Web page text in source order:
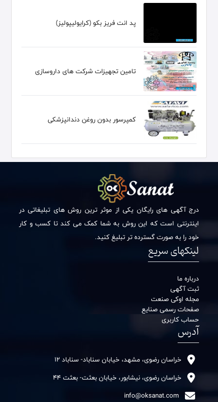
پد انت فریز بکو (کرایولیپولیز)
تامین تجهیزات شرکت های داروسازی
کمپرسور بدون روغن دندانپزشکی
درج آگهی های رایگان یکی از موثر ترین روش های تبلیغاتی در
اینترنتی است که این روش به شما کمک می کند تا کسب و کار
خود را به صورت گسترده تر تبلیغ کنید.
لینکهای سریع
درباره ما
ثبت آگهی
مجله اوکی صنعت
صفحات رسمی صنایع
حساب کاربری
آدرس
خراسان رضوی، مشهد، خیابان سناباد- سناباد 12
خراسان رضوی، نیشابور، خیابان بعثت- بعثت 44